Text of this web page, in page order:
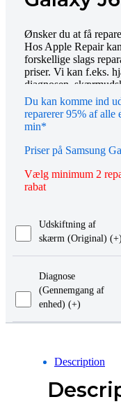
Ønsker du at få
Hos Apple Repair
forskellige slags
priser. Vi kan f.eks.
diagnosen,
tid online eller mød
hjælper vi dig gerne
altid velkommen til at
Du kan komme ind
reparerer 95% af alle
min*
Priser på Samsung
Vælg minimum 2
rabat
Udskiftning af
skærm (Original) (+)
Diagnose
(Gennemgang af
enhed) (+)
Description